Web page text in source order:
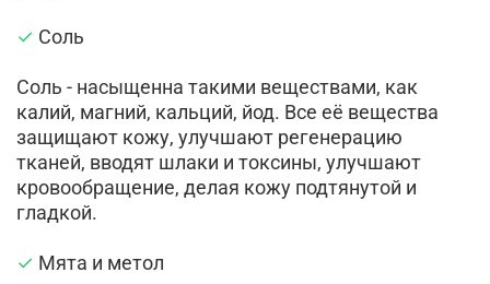
✓ Соль
Соль - насыщенна такими веществами, как
калий, магний, кальций, йод. Все её вещества
защищают кожу, улучшают регенерацию
тканей, вводят шлаки и токсины, улучшают
кровообращение, делая кожу подтянутой и
гладкой.
✓ Мята и метол